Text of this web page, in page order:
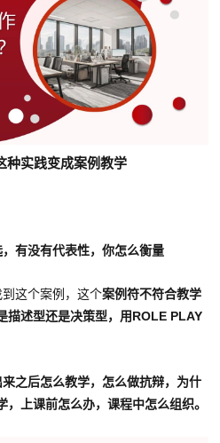
种实践变成案例教学
有没有代表性，你怎么衡量
这个案例，这个案例符不符合教学
描述型还是决策型，用ROLE PLAY
来之后怎么教学，怎么做抗辩，为什
上课前怎么办，课程中怎么组织。